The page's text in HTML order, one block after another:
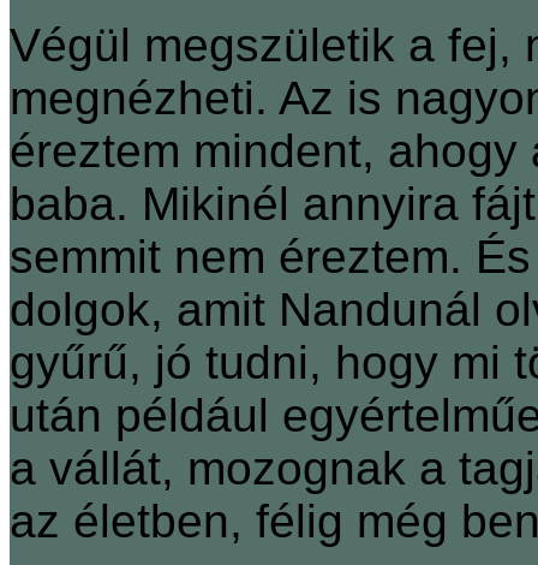
Végül megszületik a fej,
megnézheti. Az is
éreztem mindent,
baba. Mikinél annyira
semmit nem éreztem.
dolgok, amit Nandunál
gyűrű, jó tudni, hogy mi
után például
a vállát, mozognak a
az életben, félig még